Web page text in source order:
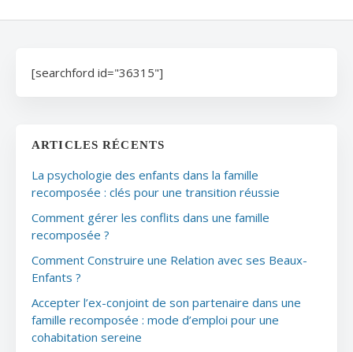
[searchford id="36315"]
ARTICLES RÉCENTS
La psychologie des enfants dans la famille
recomposée : clés pour une transition réussie
Comment gérer les conflits dans une famille
recomposée ?
Comment Construire une Relation avec ses Beaux-
Enfants ?
Accepter l’ex-conjoint de son partenaire dans une
famille recomposée : mode d’emploi pour une
cohabitation sereine